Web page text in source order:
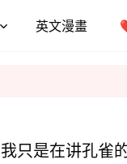
英文漫畫
我只是在讲孔雀